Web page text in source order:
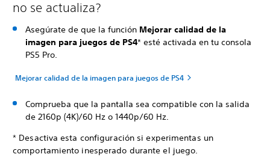
no se actualiza?
Asegúrate de que la función Mejorar calidad de la
imagen para juegos de PS4* esté activada en tu consola
PS5 Pro.
Mejorar calidad de la imagen para juegos de PS4
Comprueba que la pantalla sea compatible con la salida
de 2160p (4K)/60 Hz o 1440p/60 Hz.
* Desactiva esta configuración si experimentas un
comportamiento inesperado durante el juego.